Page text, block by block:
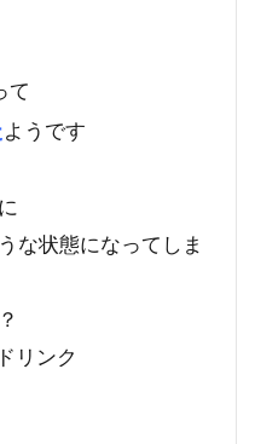
て
ようです
な状態になってしま
リンク